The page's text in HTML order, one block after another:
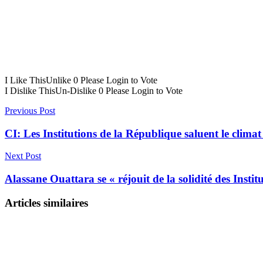
I Like ThisUnlike 0 Please Login to Vote
I Dislike ThisUn-Dislike 0 Please Login to Vote
Previous Post
CI: Les Institutions de la République saluent le climat
Next Post
Alassane Ouattara se « réjouit de la solidité des
Articles similaires